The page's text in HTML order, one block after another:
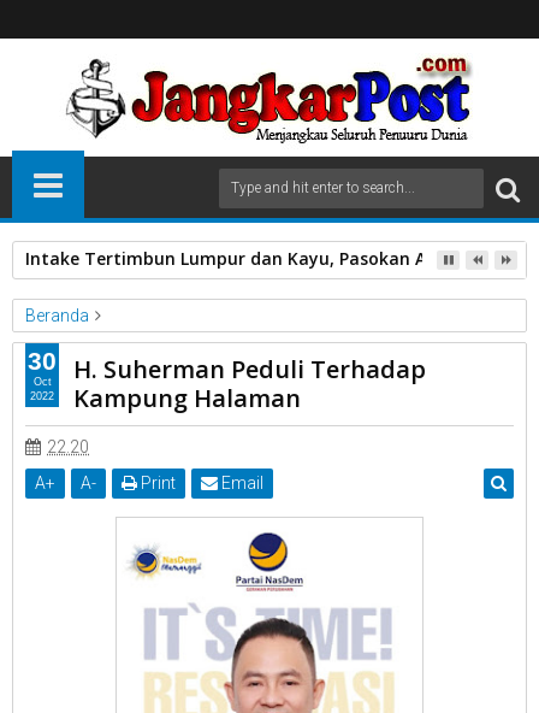
Intake Tertimbun Lumpur dan Kayu, Pasokan Air Bersih di
Beranda
Terbaru
H. Suherman Peduli Terhadap Kampung Halaman
H. Suherman Peduli Terhadap
Kampung Halaman
22.20
A+ A- Print Email
30
Oct
2022